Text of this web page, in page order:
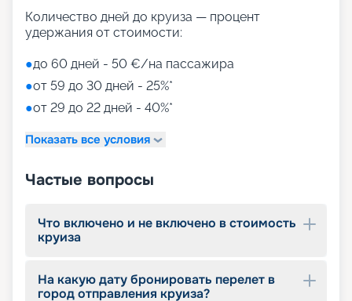
• MSC Aurea Spa – огромный выбор Spa-
процедур на площади 1000 м2;
• игровые зоны от LEGO;
• детский клуб Chicco.
Путешествуйте с
«Круиз.онлайн»
Наша компания предлагает купить путевки на
круизы MSC World Europa не выходя из дома. На
информацию для выбора тура: расписание
круизов на 2026 - 2027 г., характеристики
Опытные специалисты с удовольствием
проконсультируют вас, помогут с оформлением
Количество дней до круиза — процент
удержания от стоимости:
●до 60 дней - 50 €/на пассажира
●от 59 до 30 дней - 25%*
●от 29 до 22 дней - 40%*
Показать все условия
Частые вопросы
Что включено и не включено в стоимость
круиза
На какую дату бронировать перелет в
город отправления круиза?